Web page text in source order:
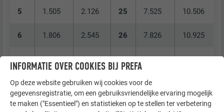
5 1.505 2.126 25 7.525 10.506
6 1.806 2.545 26 7.826 10.925
7 2.107 2.964 27 8.127 11.344
8 2.408 3.383 28 8.428
9 2.709 3.802 29 8.729 12.182
INFORMATIE OVER COOKIES BIJ PREFA
Op deze website gebruiken wij cookies voor de
gegevensregistratie, om een gebruiksvriendelijke ervaring mogelijk
te maken ("Essentieel") en statistieken op te stellen ter verbetering